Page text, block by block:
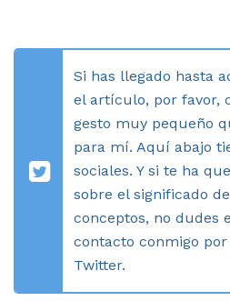
Si has llegado hasta
el artículo, por favor,
gesto muy pequeño
para mí. Aquí abajo
sociales. Y si te ha
sobre el significado
conceptos, no dudes
contacto conmigo
Twitter.